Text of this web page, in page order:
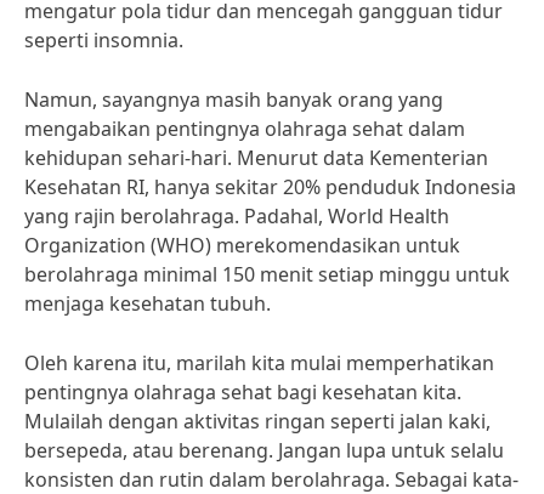
mengatur pola tidur dan mencegah gangguan tidur
seperti insomnia.
Namun, sayangnya masih banyak orang yang
mengabaikan pentingnya olahraga sehat dalam
kehidupan sehari-hari. Menurut data Kementerian
Kesehatan RI, hanya sekitar 20% penduduk Indonesia
yang rajin berolahraga. Padahal, World Health
Organization (WHO) merekomendasikan untuk
berolahraga minimal 150 menit setiap minggu untuk
menjaga kesehatan tubuh.
Oleh karena itu, marilah kita mulai memperhatikan
pentingnya olahraga sehat bagi kesehatan kita.
Mulailah dengan aktivitas ringan seperti jalan kaki,
bersepeda, atau berenang. Jangan lupa untuk selalu
konsisten dan rutin dalam berolahraga. Sebagai kata-